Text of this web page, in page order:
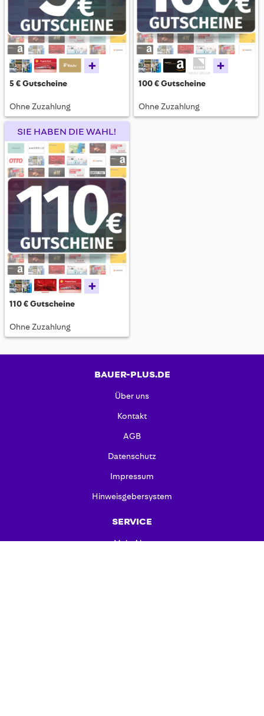
+
5 € Gutscheine
Ohne Zuzahlung
+
100 € Gutscheine
Ohne Zuzahlung
SIE HABEN DIE WAHL!
+
110 € Gutscheine
Ohne Zuzahlung
BAUER-PLUS.DE
Über uns
Kontakt
AGB
Datenschutz
Impressum
Hinweisgebersystem
SERVICE
Mein Abo